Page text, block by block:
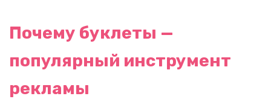
Почему буклеты —
популярный инструмент
рекламы